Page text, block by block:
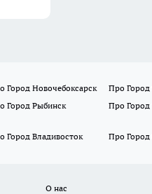
Город Новочебоксарск Про Город
Город Рыбинск Про
Город Владивосток Про Город
О нас